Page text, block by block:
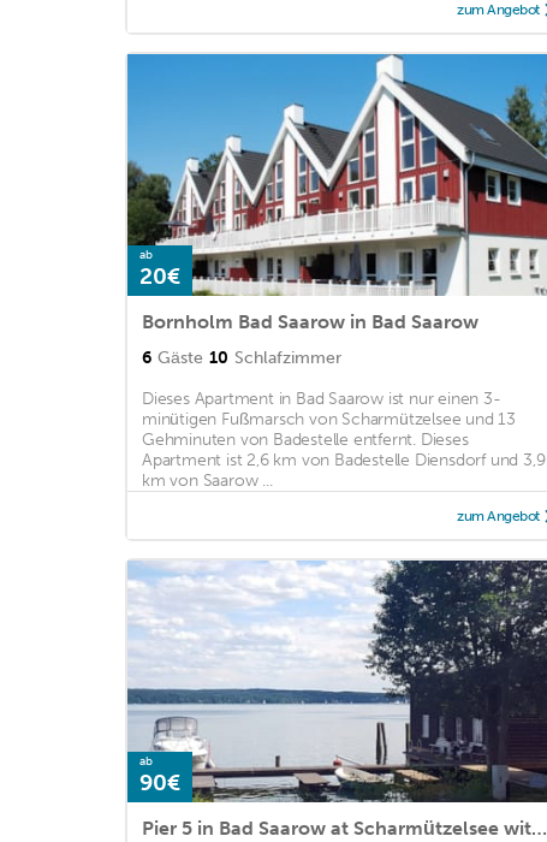
zum Angebot
ab
20€
Bornholm Bad Saarow in Bad Saarow
6 Gäste 10 Schlafzimmer
Dieses Apartment in Bad Saarow ist nur einen 3-
minütigen Fußmarsch von Scharmützelsee und 13
Gehminuten von Badestelle entfernt. Dieses
Apartment ist 2,6 km von Badestelle Diensdorf und 3,9
km von Saarow ...
zum Angebot
ab
90€
Pier 5 in Bad Saarow at Scharmützelsee with own boat bridge and water access.